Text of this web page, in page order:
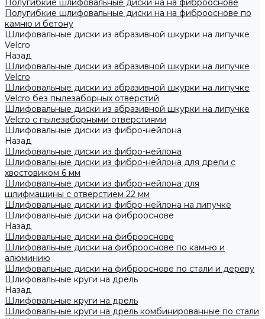
Полугибкие шлифовальные диски на на фиброоснове
Полугибкие шлифовальные диски на на фиброоснове по
камню и бетону
Шлифовальные диски из абразивной шкурки на липучке
Velcro
Назад
Шлифовальные диски из абразивной шкурки на липучке
Velcro
Шлифовальные диски из абразивной шкурки на липучке
Velcro без пылезаборных отверстий
Шлифовальные диски из абразивной шкурки на липучке
Velcro с пылезаборными отверстиями
Шлифовальные диски из фибро-нейлона
Назад
Шлифовальные диски из фибро-нейлона
Шлифовальные диски из фибро-нейлона для дрели с
хвостовиком 6 мм
Шлифовальные диски из фибро-нейлона для
шлифмашины с отверстием 22 мм
Шлифовальные диски из фибро-нейлона на липучке
Шлифовальные диски на фиброоснове
Назад
Шлифовальные диски на фиброоснове
Шлифовальные диски на фиброоснове по камню и
алюминию
Шлифовальные диски на фиброоснове по стали и дереву
Шлифовальные круги на дрель
Назад
Шлифовальные круги на дрель
Шлифовальные круги на дрель комбинированные по стали